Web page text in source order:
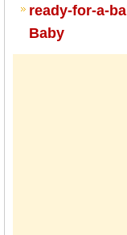
ready-for-a-
Baby